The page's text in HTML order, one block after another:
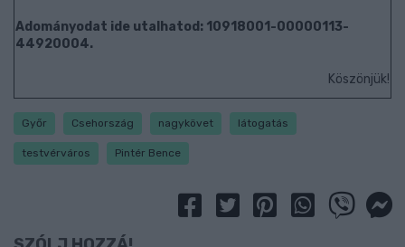
Adományodat ide utalhatod: 10918001-00000113-
44920004.
Köszönjük!
Győr Csehország nagykövet látogatás
testvérváros Pintér Bence